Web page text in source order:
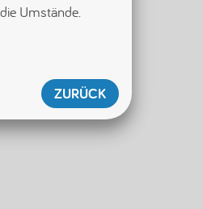
Umstände.
ZURÜCK